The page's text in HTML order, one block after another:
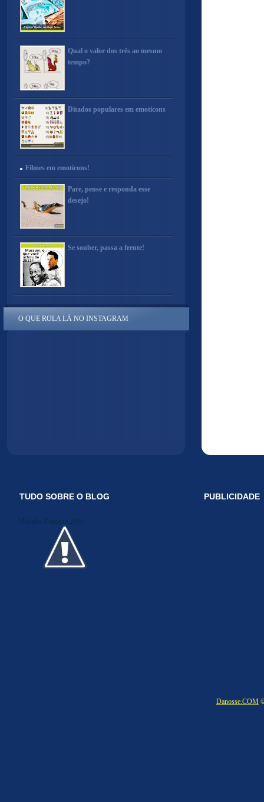
Qual o valor dos três ao mesmo
tempo?
Ditados populares em emoticons
Filmes em emoticons!
Pare, pense e responda esse
desejo!
Se souber, passa a frente!
O QUE ROLA LÁ NO INSTAGRAM
TUDO SOBRE O BLOG
Midiakit Danosse 2014
PUBLICIDADE
Danosse.COM